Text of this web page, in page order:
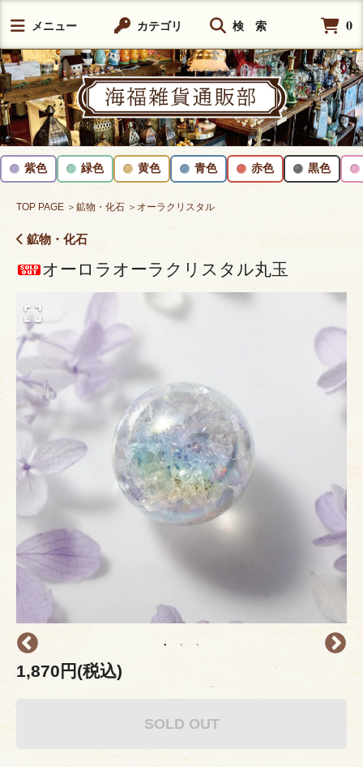
メニュー カテゴリ 検 索 0
紫色 緑色 黄色 青色 赤色 黒色
TOP PAGE ＞鉱物・化石 ＞オーラクリスタル
鉱物・化石
オーロラオーラクリスタル丸玉
1,870円(税込)
SOLD OUT